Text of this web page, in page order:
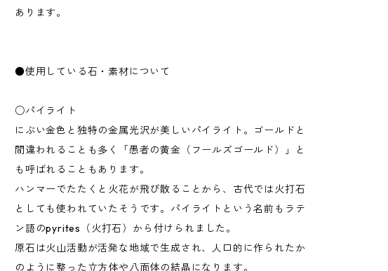
あります。
●使用している石・素材について
○パイライト
にぶい金色と独特の金属光沢が美しいパイライト。ゴールドと
間違われることも多く「愚者の黄金（フールズゴールド）」と
も呼ばれることもあります。
ハンマーでたたくと火花が飛び散ることから、古代では火打石
としても使われていたそうです。パイライトという名前もラテ
ン語のpyrites（火打石）から付けられました。
原石は火山活動が活発な地域で生成され、人口的に作られたか
のように整った立方体や八面体の結晶になります。